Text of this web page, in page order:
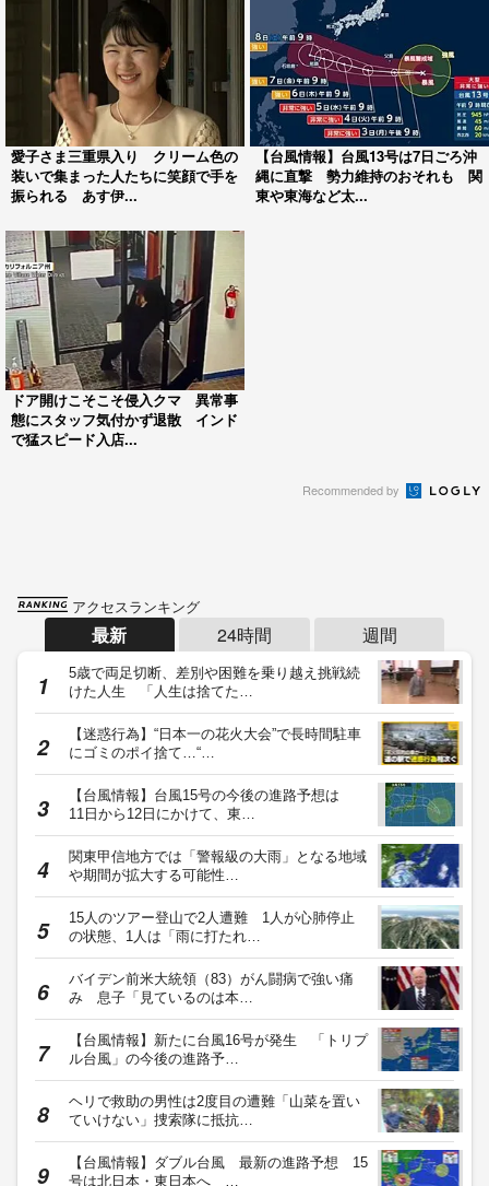
愛子さま三重県入り クリーム色の
装いで集まった人たちに笑顔で手を
振られる あす伊...
【台風情報】台風13号は7日ごろ沖
縄に直撃 勢力維持のおそれも 関
東や東海など太...
ドア開けこそこそ侵入クマ 異常事
態にスタッフ気付かず退散 インド
で猛スピード入店...
Recommended by
アクセスランキング
最新 24時間 週間
5歳で両足切断、差別や困難を乗り越え挑戦続
けた人生 「人生は捨てた…
【迷惑行為】“日本一の花火大会”で長時間駐車
にゴミのポイ捨て…“…
【台風情報】台風15号の今後の進路予想は
11日から12日にかけて、東…
関東甲信地方では「警報級の大雨」となる地域
や期間が拡大する可能性…
15人のツアー登山で2人遭難 1人が心肺停止
の状態、1人は「雨に打たれ…
バイデン前米大統領（83）がん闘病で強い痛
み 息子「見ているのは本…
【台風情報】新たに台風16号が発生 「トリプ
ル台風」の今後の進路予…
ヘリで救助の男性は2度目の遭難「山菜を置い
ていけない」捜索隊に抵抗…
【台風情報】ダブル台風 最新の進路予想 15
号は北日本・東日本へ …